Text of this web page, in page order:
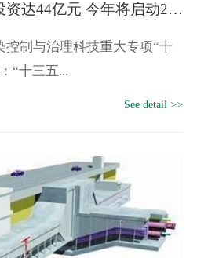
“十三五”期间水专项投资达44亿元 今年将启动23个
制与治理科技重大专项“十
“十三五...
See detail >>